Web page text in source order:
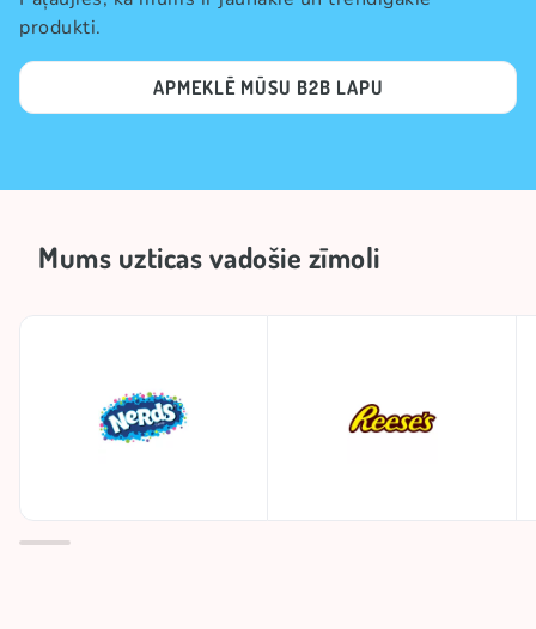
produkti.
APMEKLĒ MŪSU B2B LAPU
Mums uzticas vadošie zīmoli